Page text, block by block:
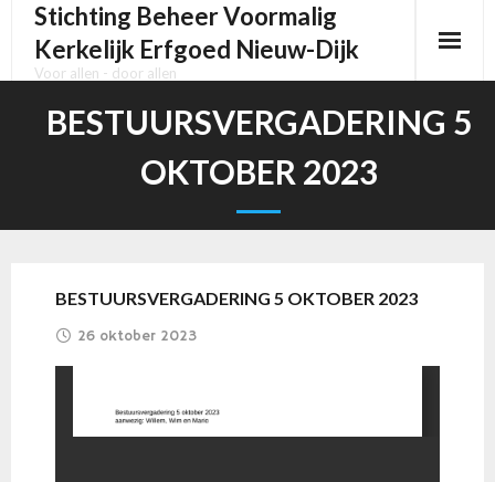
Stichting Beheer Voormalig
Kerkelijk Erfgoed Nieuw-Dijk
Voor allen - door allen
Het kerkgebouw
Activiteiten
BESTUURSVERGADERING 5
OKTOBER 2023
BESTUURSVERGADERING 5 OKTOBER 2023
26 oktober 2023